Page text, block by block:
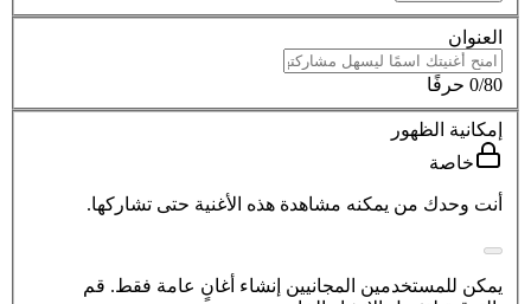
العنوان
0/80 حرفًا
إمكانية الظهور
خاصة
أنت وحدك من يمكنه مشاهدة هذه الأغنية حتى تشاركها.
يمكن للمستخدمين المجانيين إنشاء أغانٍ عامة فقط. قم